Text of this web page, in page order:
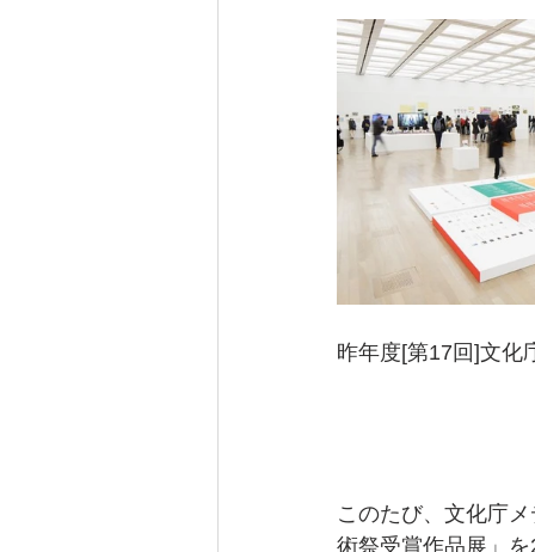
昨年度[第17回]文化
このたび、文化庁
術祭受賞作品展」